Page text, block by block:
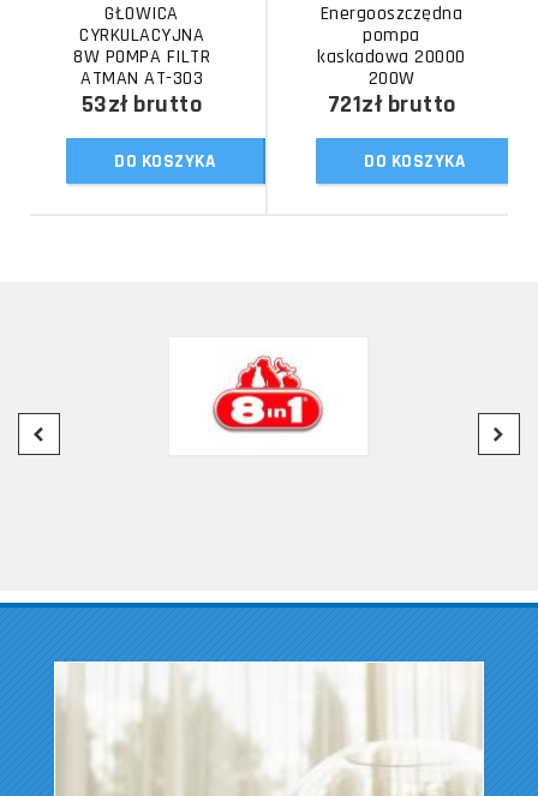
GŁOWICA
CYRKULACYJNA
8W POMPA FILTR
ATMAN AT-303
53złbrutto
DO KOSZYKA
Energooszczędna
pompa
kaskadowa 20000
200W
721złbrutto
DO KOSZYKA